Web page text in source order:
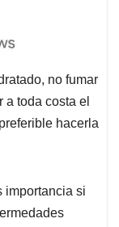
no fumar
toda costa el
hacerla
importancia si